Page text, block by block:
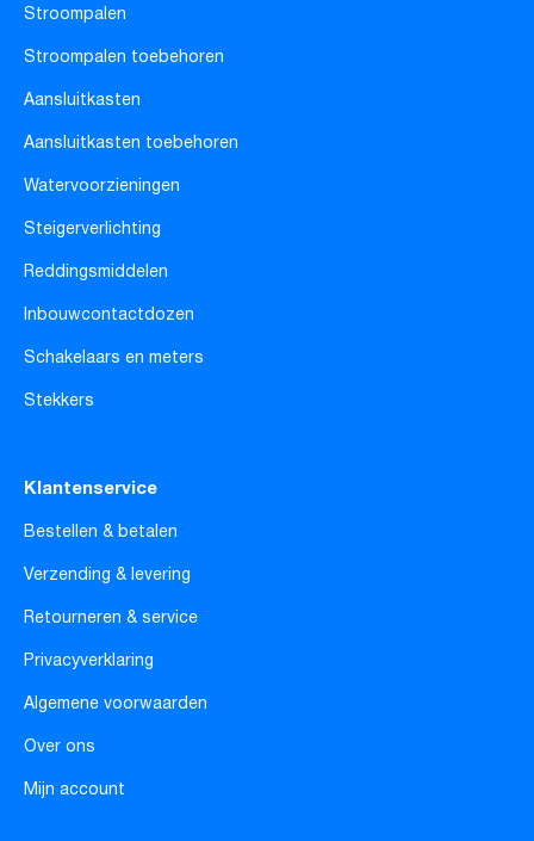
Stroompalen
Stroompalen toebehoren
Aansluitkasten
Aansluitkasten toebehoren
Watervoorzieningen
Steigerverlichting
Reddingsmiddelen
Inbouwcontactdozen
Schakelaars en meters
Stekkers
Klantenservice
Bestellen & betalen
Verzending & levering
Retourneren & service
Privacyverklaring
Algemene voorwaarden
Over ons
Mijn account